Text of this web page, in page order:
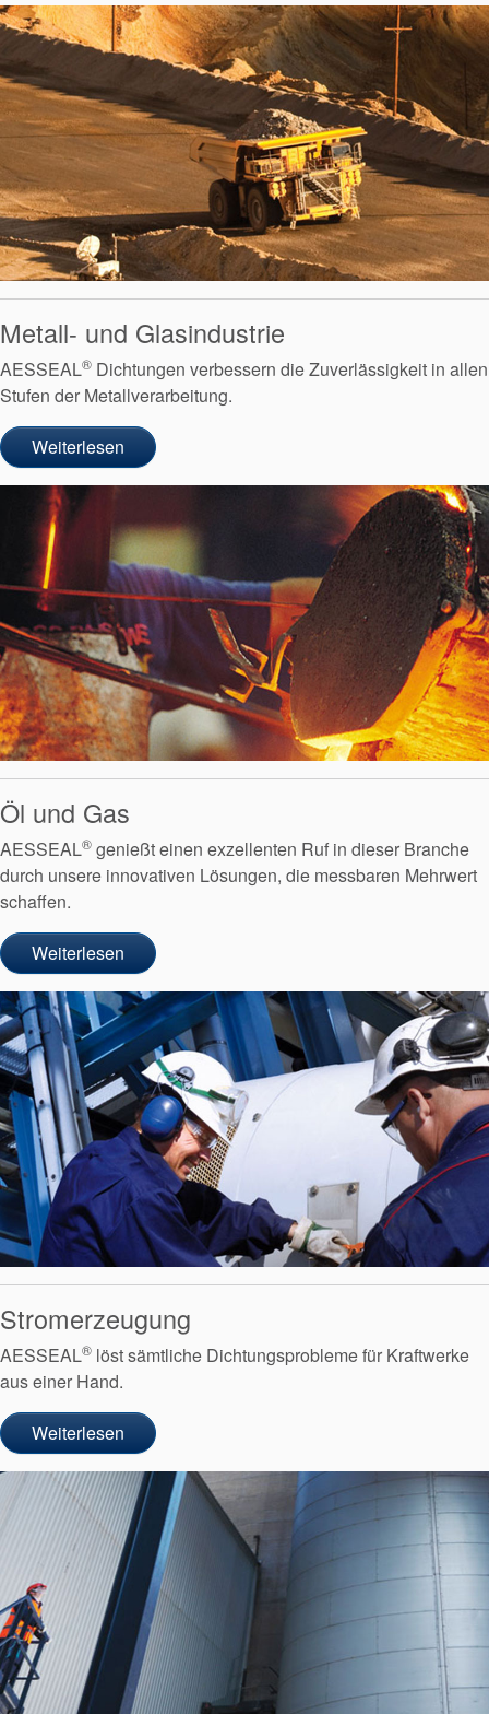
Metall- und Glasindustrie
AESSEAL® Dichtungen verbessern die Zuverlässigkeit in allen
Stufen der Metallverarbeitung.
Weiterlesen
Öl und Gas
AESSEAL® genießt einen exzellenten Ruf in dieser Branche
durch unsere innovativen Lösungen, die messbaren Mehrwert
schaffen.
Weiterlesen
Stromerzeugung
AESSEAL® löst sämtliche Dichtungsprobleme für Kraftwerke
aus einer Hand.
Weiterlesen